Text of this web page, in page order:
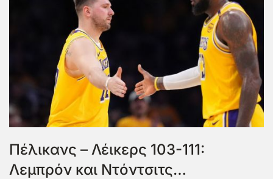
Πέλικανς – Λέικερς 103-111:
Λεμπρόν και Ντόντσιτς…